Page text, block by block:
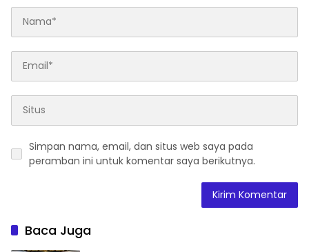
Simpan nama, email, dan situs web saya pada
peramban ini untuk komentar saya berikutnya.
Baca Juga